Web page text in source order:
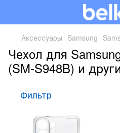
Аксессуары Samsung
Чехол для
(SM-S948B) и
Фильтр